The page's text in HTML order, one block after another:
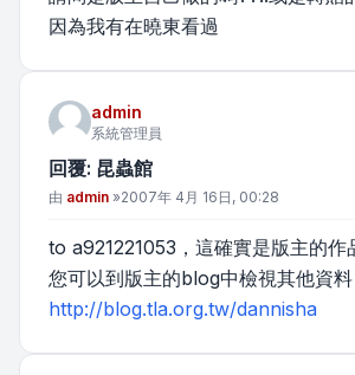
因為我有在曉東看過
admin
系統管理員
回覆: 昆蟲館
文章
由 admin »2007年 4月 16日, 00:28
to a921221053，這確實是版主的作
您可以到版主的blog中檢視其他資料
http://blog.tla.org.tw/dannisha